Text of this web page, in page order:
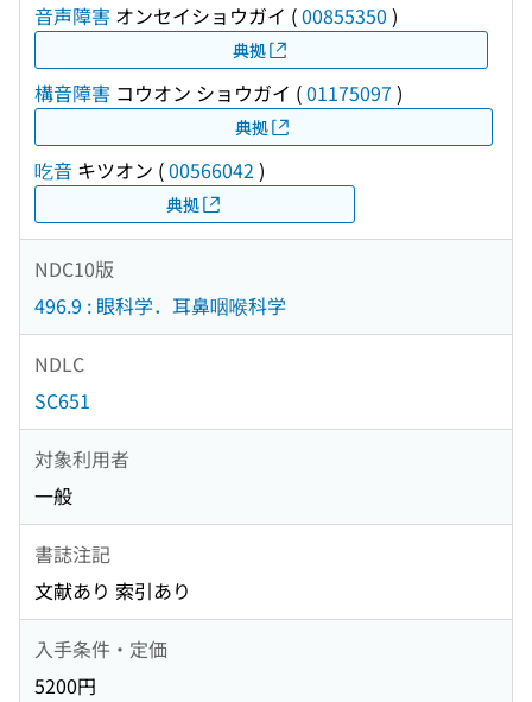
音声障害 オンセイショウガイ (00855350 )
典拠
構音障害 コウオン ショウガイ (01175097 )
典拠
吃音 キツオン (00566042 )
典拠
NDC10版
496.9 : 眼科学．耳鼻咽喉科学
NDLC
SC651
対象利用者
一般
書誌注記
文献あり 索引あり
入手条件・定価
5200円